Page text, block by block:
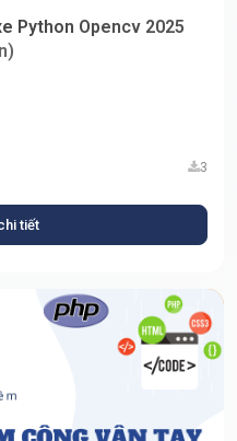
Python Opencv 2025
3
tiết